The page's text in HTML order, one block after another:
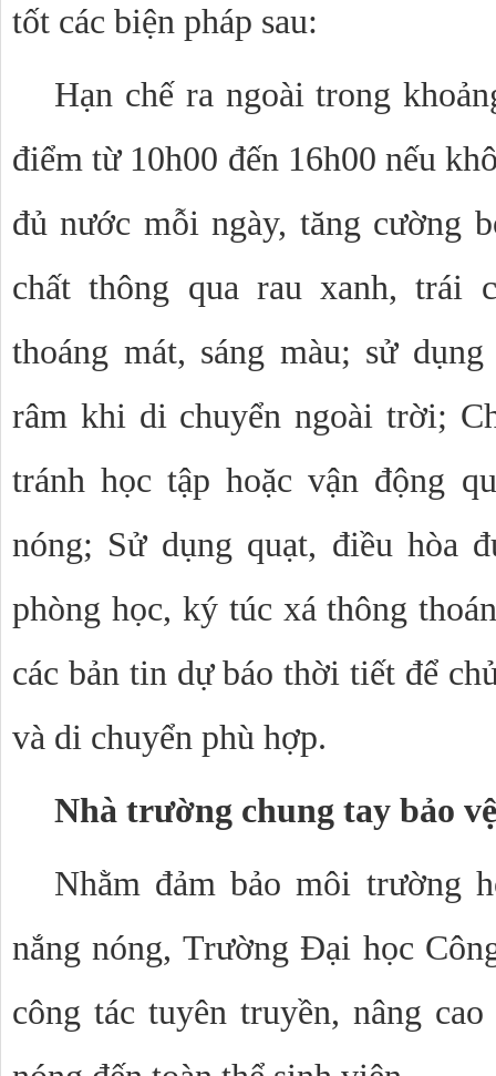
tốt các biện pháp sau:
Hạn chế ra ngoài trong
điểm từ 10h00 đến 16h00 nếu
đủ nước mỗi ngày, tăng cường
chất thông qua rau xanh, trái
thoáng mát, sáng màu; sử
râm khi di chuyển ngoài trời;
tránh học tập hoặc vận động
nóng; Sử dụng quạt, điều hòa
phòng học, ký túc xá thông
các bản tin dự báo thời tiết để
và di chuyển phù hợp.
Nhà trường chung tay bảo
Nhằm đảm bảo môi trường
nắng nóng, Trường Đại học
công tác tuyên truyền, nâng